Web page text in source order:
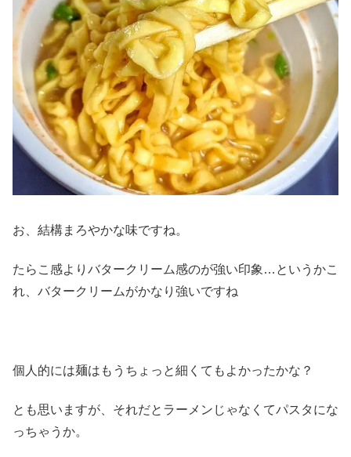
お、結構まろやかな味ですね。
たらこ感よりバタークリーム感のが強い印象…というかこ
れ、バタークリームがかなり強いですね
個人的には麺はもうちょっと細くてもよかったかな？
とも思いますが、それだとラーメンじゃなくてパスタにな
っちゃうか。